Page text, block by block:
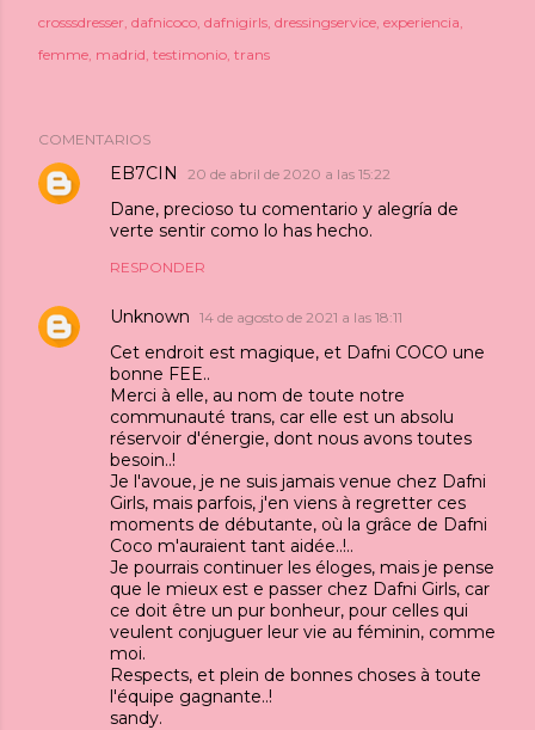
crosssdresser dafnicoco dafnigirls dressingservice experiencia
femme madrid testimonio trans
COMENTARIOS
EB7CIN 20 de abril de 2020 a las 15:22
Dane, precioso tu comentario y alegría de
verte sentir como lo has hecho.
RESPONDER
Unknown 14 de agosto de 2021 a las 18:11
Cet endroit est magique, et Dafni COCO une
bonne FEE..
Merci à elle, au nom de toute notre
communauté trans, car elle est un absolu
réservoir d'énergie, dont nous avons toutes
besoin..!
Je l'avoue, je ne suis jamais venue chez Dafni
Girls, mais parfois, j'en viens à regretter ces
moments de débutante, où la grâce de Dafni
Coco m'auraient tant aidée..!..
Je pourrais continuer les éloges, mais je pense
que le mieux est e passer chez Dafni Girls, car
ce doit être un pur bonheur, pour celles qui
veulent conjuguer leur vie au féminin, comme
moi.
Respects, et plein de bonnes choses à toute
l'équipe gagnante..!
sandy.